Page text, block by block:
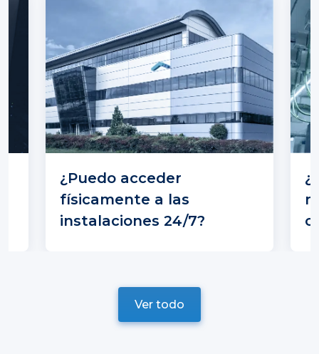
¿Puedo acceder
físicamente a las
instalaciones 24/7?
Ver todo